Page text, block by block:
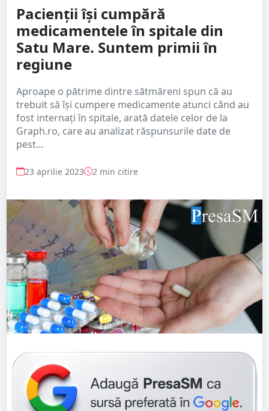
Pacienții își cumpără
medicamentele în spitale din
Satu Mare. Suntem primii în
regiune
Aproape o pătrime dintre sătmăreni spun că au
trebuit să își cumpere medicamente atunci când au
fost internați în spitale, arată datele celor de la
Graph.ro, care au analizat răspunsurile date de
pest...
23 aprilie 2023 2 min citire